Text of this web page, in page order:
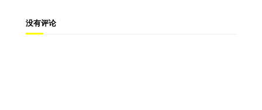
没有评论